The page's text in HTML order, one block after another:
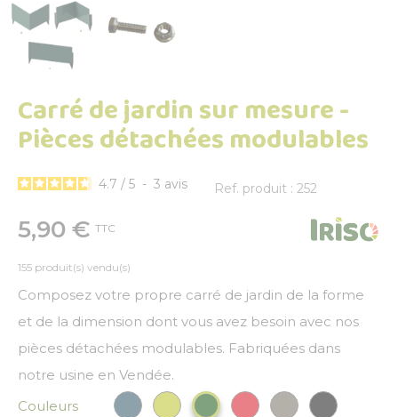
Carré de jardin sur mesure -
Pièces détachées modulables
4.7 / 5 - 3 avis Ref. produit : 252
5,90 € TTC
155 produit(s) vendu(s)
Composez votre propre carré de jardin de la forme
et de la dimension dont vous avez besoin avec nos
pièces détachées modulables. Fabriquées dans
notre usine en Vendée.
Couleurs
Bleu paonVert anisVert FoncéRougeGris Noir